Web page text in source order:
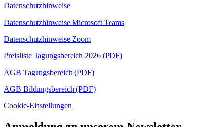
Datenschutzhinweise
Datenschutzhinweise Microsoft Teams
Datenschutzhinweise Zoom
Preisliste Tagungsbereich 2026 (PDF)
AGB Tagungsbereich (PDF)
AGB Bildungsbereich (PDF)
Cookie-Einstellungen